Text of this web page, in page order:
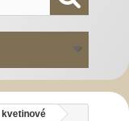
kvetinové